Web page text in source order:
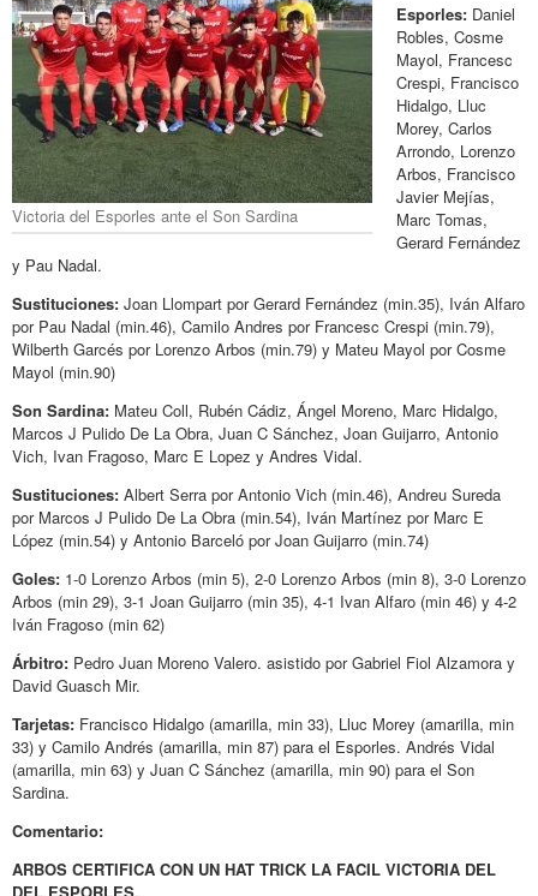
Victoria del Esporles ante el Son Sardina
Esporles: Daniel
Robles, Cosme
Mayol, Francesc
Crespi, Francisco
Hidalgo, Lluc
Morey, Carlos
Arrondo, Lorenzo
Arbos, Francisco
Javier Mejías,
Marc Tomas,
Gerard Fernández
y Pau Nadal.
Sustituciones: Joan Llompart por Gerard Fernández (min.35), Iván Alfaro
por Pau Nadal (min.46), Camilo Andres por Francesc Crespi (min.79),
Wilberth Garcés por Lorenzo Arbos (min.79) y Mateu Mayol por Cosme
Mayol (min.90)
Son Sardina: Mateu Coll, Rubén Cádiz, Ángel Moreno, Marc Hidalgo,
Marcos J Pulido De La Obra, Juan C Sánchez, Joan Guijarro, Antonio
Vich, Ivan Fragoso, Marc E Lopez y Andres Vidal.
Sustituciones: Albert Serra por Antonio Vich (min.46), Andreu Sureda
por Marcos J Pulido De La Obra (min.54), Iván Martínez por Marc E
López (min.54) y Antonio Barceló por Joan Guijarro (min.74)
Goles: 1-0 Lorenzo Arbos (min 5), 2-0 Lorenzo Arbos (min 8), 3-0 Lorenzo
Arbos (min 29), 3-1 Joan Guijarro (min 35), 4-1 Ivan Alfaro (min 46) y 4-2
Iván Fragoso (min 62)
Árbitro: Pedro Juan Moreno Valero. asistido por Gabriel Fiol Alzamora y
David Guasch Mir.
Tarjetas: Francisco Hidalgo (amarilla, min 33), Lluc Morey (amarilla, min
33) y Camilo Andrés (amarilla, min 87) para el Esporles. Andrés Vidal
(amarilla, min 63) y Juan C Sánchez (amarilla, min 90) para el Son
Sardina.
Comentario:
ARBOS CERTIFICA CON UN HAT TRICK LA FACIL VICTORIA DEL